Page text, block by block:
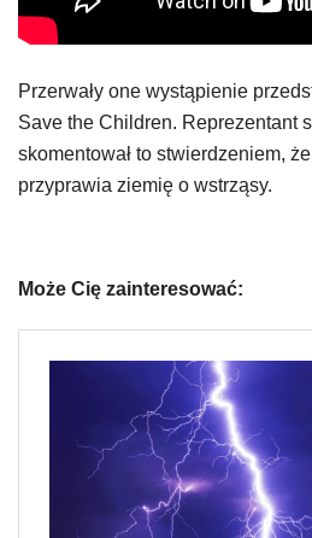
Przerwały one wystąpienie
Save the Children. Reprezentant
skomentował to stwierdzeniem,
przyprawia ziemię o wstrząsy.
Może Cię zainteresować: